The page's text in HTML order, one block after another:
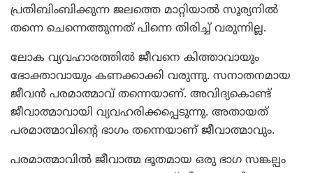
പ്രതിബിംബിക്കുന്ന ജലത്തെ മാറ്റിയാല്‍ സൂര്യനില്‍
തന്നെ ചെന്നെത്തുന്നത് പിന്നെ തിരിച്ച് വരുന്നില്ല.
ലോക വ്യവഹാരത്തില്‍ ജീവനെ കിത്താവായും
ഭോക്താവായും കണക്കാക്കി വരുന്നു. സനാതനമായ
ജീവന്‍ പരമാത്മാവ് തന്നെയാണ്. അവിദ്യകൊണ്ട്
ജീവാത്മാവായി വ്യവഹരിക്കപ്പെടുന്നു. അതായത്
പരമാത്മാവിന്റെ ഭാഗം തന്നെയാണ് ജീവാത്മാവും.
പരമാത്മാവില്‍ ജീവാത്മ ഭൂതമായ ഒരു ഭാഗ സങ്കല്പം